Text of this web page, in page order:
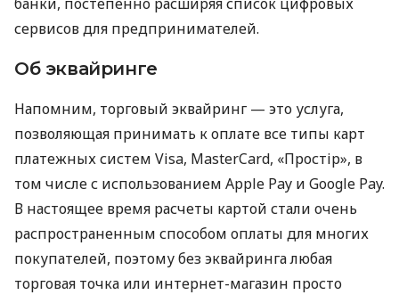
сервисов для предпринимателей.
Об эквайринге
Напомним, торговый эквайринг — это услуга,
позволяющая принимать к оплате все типы карт
платежных систем Visa, MasterCard, «Простір», в
том числе с использованием Apple Pay и Google Pay.
В настоящее время расчеты картой стали очень
распространенным способом оплаты для многих
покупателей, поэтому без эквайринга любая
торговая точка или интернет-магазин просто